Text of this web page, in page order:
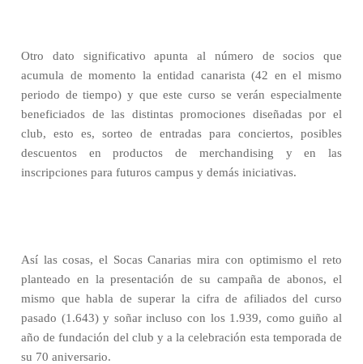
Otro dato significativo apunta al número de socios que
acumula de momento la entidad canarista (42 en el mismo
periodo de tiempo) y que este curso se verán especialmente
beneficiados de las distintas promociones diseñadas por el
club, esto es, sorteo de entradas para conciertos, posibles
descuentos en productos de merchandising y en las
inscripciones para futuros campus y demás iniciativas.
Así las cosas, el Socas Canarias mira con optimismo el reto
planteado en la presentación de su campaña de abonos, el
mismo que habla de superar la cifra de afiliados del curso
pasado (1.643) y soñar incluso con los 1.939, como guiño al
año de fundación del club y a la celebración esta temporada de
su 70 aniversario.